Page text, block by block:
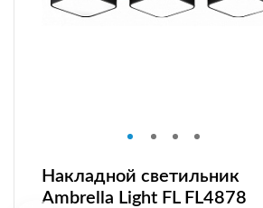
Накладной светильник
Ambrella Light FL FL4878